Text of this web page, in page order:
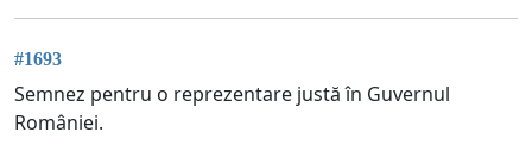
#1693
Semnez pentru o reprezentare justă în Guvernul
României.